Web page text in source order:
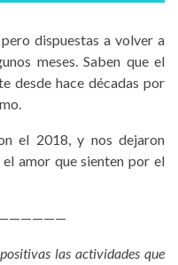
dispuestas a volver a
meses. Saben que el
desde hace décadas por
el 2018, y nos dejaron
amor que sienten por el
las actividades que